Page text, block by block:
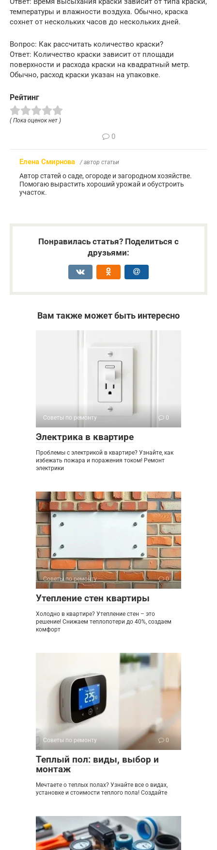
температуры и влажности воздуха. Обычно, краска
сохнет от нескольких часов до нескольких дней.
Вопрос: Как рассчитать количество краски?
Ответ: Количество краски зависит от площади
поверхности и расхода краски на квадратный метр.
Обычно, расход краски указан на упаковке.
Рейтинг
( Пока оценок нет )
0
Елена Смирнова / автор статьи
Автор статей о саде, огороде и загородном хозяйстве.
Помогаю вырастить хороший урожай и обустроить
участок.
Понравилась статья? Поделиться с
друзьями:
Вам также может быть интересно
Советы по ремонту 0
Электрика в квартире
Проблемы с электрикой в квартире? Узнайте, как
избежать пожара и поражения током! Ремонт
электрики
Советы по ремонту 0
Утепление стен квартиры
Холодно в квартире? Утепление стен – это
решение! Снижаем теплопотери до 40%, создаем
комфорт
Советы по ремонту 0
Теплый пол: виды, выбор и
монтаж
Мечтаете о теплых полах? Узнайте все о видах,
установке и стоимости теплого пола! Создайте